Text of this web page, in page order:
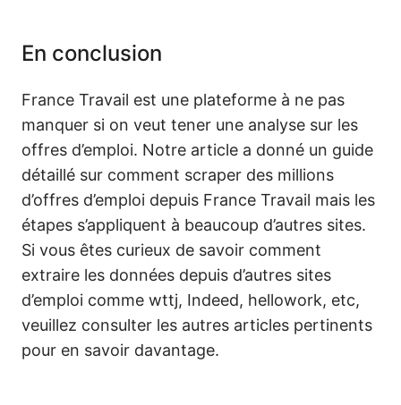
En conclusion
France Travail est une plateforme à ne pas
manquer si on veut tener une analyse sur les
offres d’emploi. Notre article a donné un guide
détaillé sur comment scraper des millions
d’offres d’emploi depuis France Travail mais les
étapes s’appliquent à beaucoup d’autres sites.
Si vous êtes curieux de savoir comment
extraire les données depuis d’autres sites
d’emploi comme wttj, Indeed, hellowork, etc,
veuillez consulter les autres articles pertinents
pour en savoir davantage.